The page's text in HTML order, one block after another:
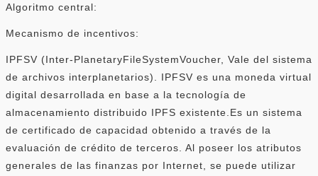
Algoritmo central:
Mecanismo de incentivos:
IPFSV (Inter-PlanetaryFileSystemVoucher, Vale del sistema
de archivos interplanetarios). IPFSV es una moneda virtual
digital desarrollada en base a la tecnología de
almacenamiento distribuido IPFS existente.Es un sistema
de certificado de capacidad obtenido a través de la
evaluación de crédito de terceros. Al poseer los atributos
generales de las finanzas por Internet, se puede utilizar